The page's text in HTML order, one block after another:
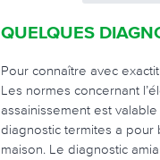
QUELQUES
Pour connaître avec
Les normes concernant
assainissement est
diagnostic termites a pour
maison. Le diagnostic